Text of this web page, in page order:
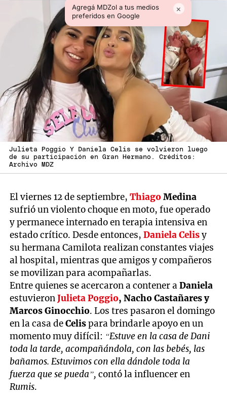
Agregá MDZol a tus medios
preferidos en Google
×
Julieta Poggio Y Daniela Celis se volvieron luego
de su participación en Gran Hermano. Créditos:
Archivo MDZ
El viernes 12 de septiembre,ThiagoMedina
sufrió un violento choque en moto, fue operado
y permanece internado en terapia intensiva en
estado crítico. Desde entonces,Daniela Celisy
su hermana Camilota realizan constantes viajes
al hospital, mientras que amigos y compañeros
se movilizan para acompañarlas.
Entre quienes se acercaron a contener aDaniela
estuvieronJulieta Poggio, Nacho Castañares y
Marcos Ginocchio. Los tres pasaron el domingo
en la casa deCelispara brindarle apoyo en un
momento muy difícil: “Estuve en la casa de Dani
toda la tarde, acompañándola, con las bebés, las
bañamos. Estuvimos con ella dándole toda la
fuerza que se pueda”, contó la influencer en
Rumis.